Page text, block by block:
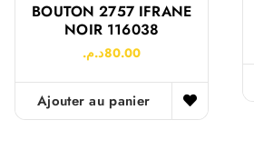
BOUTON 2757 IFRANE
NOIR 116038
80.00د.م.
Ajouter au panier